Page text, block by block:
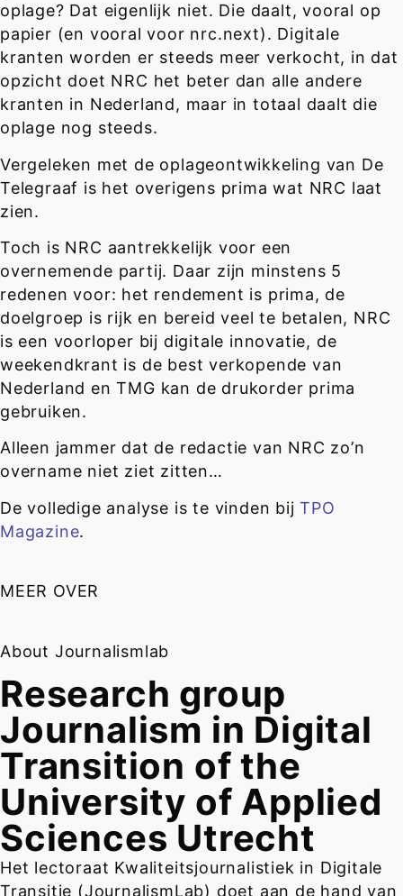
oplage? Dat eigenlijk niet. Die daalt, vooral op
papier (en vooral voor nrc.next). Digitale
kranten worden er steeds meer verkocht, in dat
opzicht doet NRC het beter dan alle andere
kranten in Nederland, maar in totaal daalt die
oplage nog steeds.
Vergeleken met de oplageontwikkeling van De
Telegraaf is het overigens prima wat NRC laat
zien.
Toch is NRC aantrekkelijk voor een
overnemende partij. Daar zijn minstens 5
redenen voor: het rendement is prima, de
doelgroep is rijk en bereid veel te betalen, NRC
is een voorloper bij digitale innovatie, de
weekendkrant is de best verkopende van
Nederland en TMG kan de drukorder prima
gebruiken.
Alleen jammer dat de redactie van NRC zo’n
overname niet ziet zitten…
De volledige analyse is te vinden bijTPO
Magazine.
MEER OVER
About Journalismlab
Research group
Journalism in Digital
Transition of the
University of Applied
Sciences Utrecht
Het lectoraat Kwaliteitsjournalistiek in Digitale
Transitie (JournalismLab) doet aan de hand van